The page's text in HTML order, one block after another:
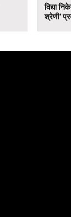
विद्या
श्रेणी’